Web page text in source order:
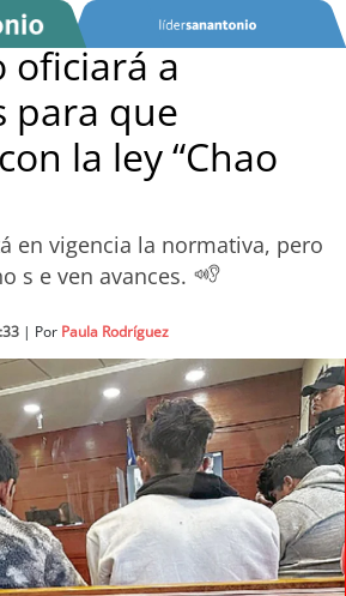
oficiará a
para que
la ley “Chao
en vigencia la normativa, pero
s e ven avances.
| Por Paula Rodríguez